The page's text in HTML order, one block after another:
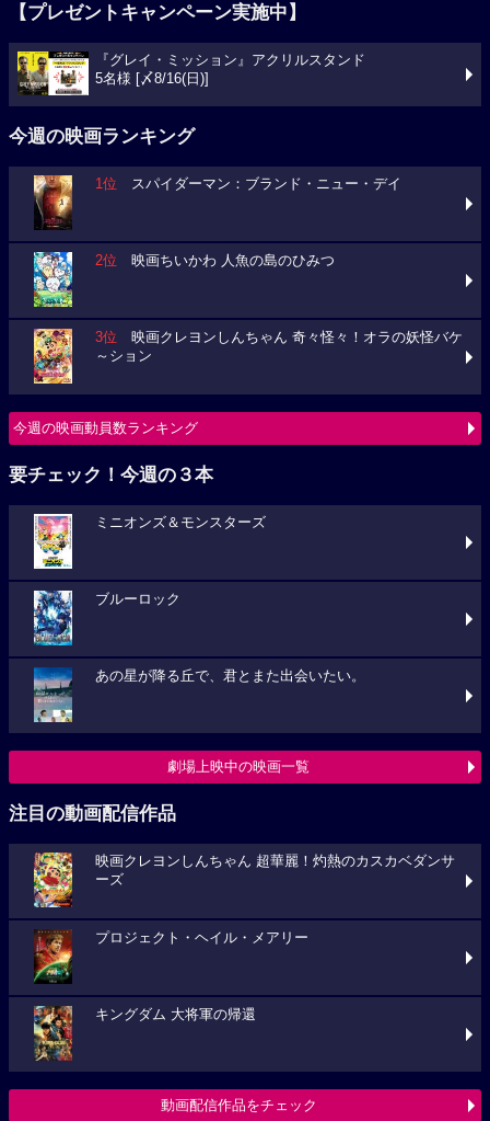
【プレゼントキャンペーン実施中】
『グレイ・ミッション』アクリルスタンド
5名様 [〆8/16(日)]
今週の映画ランキング
1位 スパイダーマン：ブランド・ニュー・デイ
2位 映画ちいかわ 人魚の島のひみつ
3位 映画クレヨンしんちゃん 奇々怪々！オラの妖怪バケ
～ション
今週の映画動員数ランキング
要チェック！今週の３本
ミニオンズ＆モンスターズ
ブルーロック
あの星が降る丘で、君とまた出会いたい。
劇場上映中の映画一覧
注目の動画配信作品
映画クレヨンしんちゃん 超華麗！灼熱のカスカベダンサ
ーズ
プロジェクト・ヘイル・メアリー
キングダム 大将軍の帰還
動画配信作品をチェック